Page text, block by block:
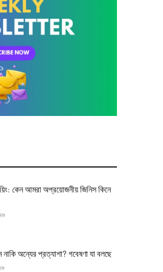
কেন আমরা অপ্রয়োজনীয় জিনিস কিনে
নাকি অন্যের প্রত্যাশা? গবেষণা যা বলছে